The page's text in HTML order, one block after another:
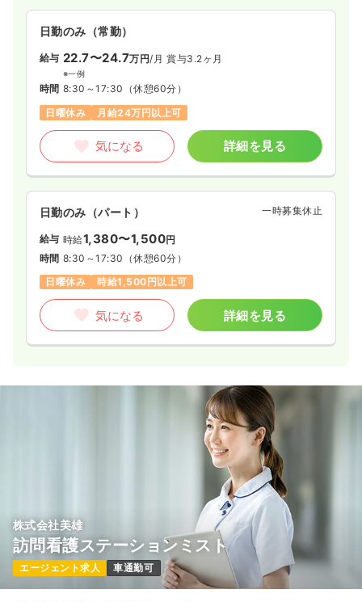
日勤のみ（常勤）
給与 22.7〜24.7万円/月 賞与3.2ヶ月
※一例
時間 8:30～17:30 （休憩60分）
日曜休み
月給24万円以上可
気になる 詳細を見る
日勤のみ（パート） 一時募集休止
給与 時給1,380〜1,500円
時間 8:30～17:30 （休憩60分）
日曜休み
時給1,500円以上可
気になる 詳細を見る
株式会社美雄
訪問看護ステーションミスト
エージェント求人 車通勤可